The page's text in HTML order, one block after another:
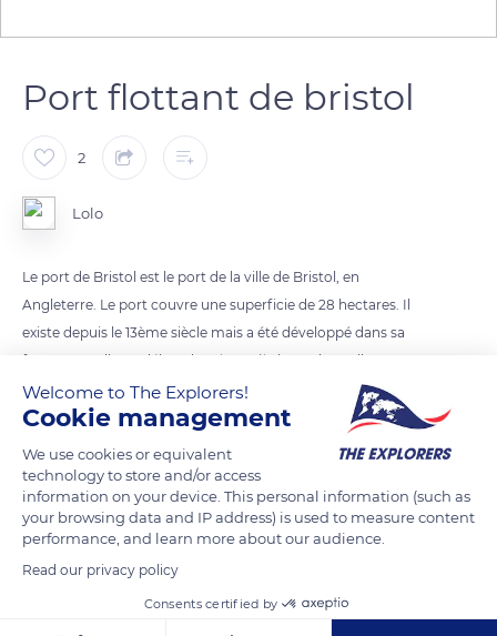
Port flottant de bristol
2
Lolo
Le port de Bristol est le port de la ville de Bristol, en
Angleterre. Le port couvre une superficie de 28 hectares. Il
existe depuis le 13ème siècle mais a été développé dans sa
forme actuelle au début du 19ème siècle. On l'appelle souvent
le port flottant car le niveau d'eau reste constant et il n'est pas
affecté par l'état de la marée sur la rivière.
READ MORE TRANSLATE
Welcome to The Explorers!
Cookie management
We use cookies or equivalent
technology to store and/or access
information on your device. This personal information (such as
your browsing data and IP address) is used to measure content
performance, and learn more about our audience.
Read our privacy policy
Consents certified by